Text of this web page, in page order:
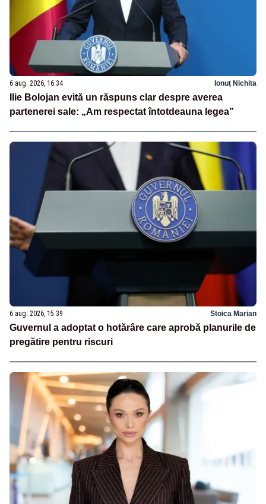
6 aug. 2026, 16:34 Ionuț Nichita
Ilie Bolojan evită un răspuns clar despre averea
partenerei sale: „Am respectat întotdeauna legea”
6 aug. 2026, 15:39 Stoica Marian
Guvernul a adoptat o hotărâre care aprobă planurile de
pregătire pentru riscuri